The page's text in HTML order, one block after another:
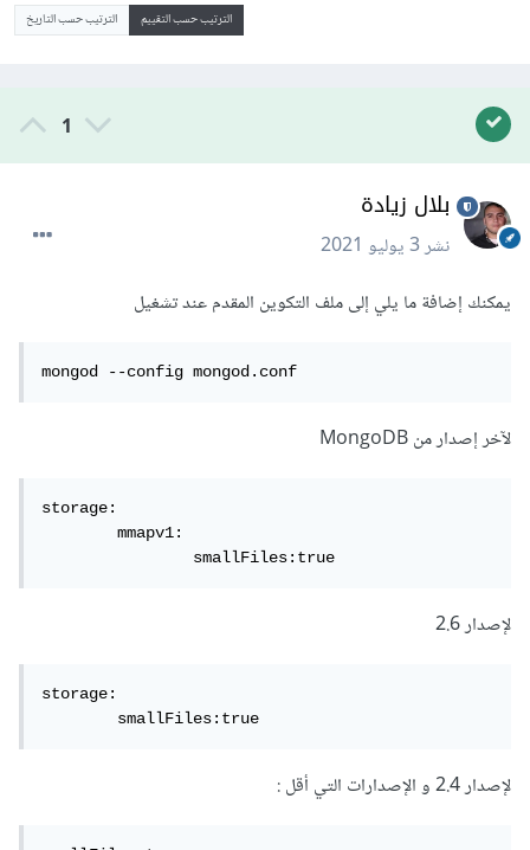
الترتيب حسب التقييم الترتيب حسب التاريخ
1
بلال زيادة
نشر3 يوليو 2021
يمكنك إضافة ما يلي إلى ملف التكوين المقدم عند تشغيل
mongod --config mongod.conf
لآخر إصدار من MongoDB
storage:
	mmapv1:
		smallFiles:true
لإصدار 2.6
storage:
	smallFiles:true
لإصدار 2.4 و الإصدارات التي أقل :